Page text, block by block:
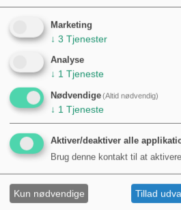
KUNDER DER HAR
Marketing
↓ 3 Tjenester
Analyse
↓ 1 Tjeneste
Nødvendige(Altid nødvendig)
↓ 1 Tjeneste
Aktiver/deaktiver alle
Brug denne kontakt til at
Kun nødvendige Tillad